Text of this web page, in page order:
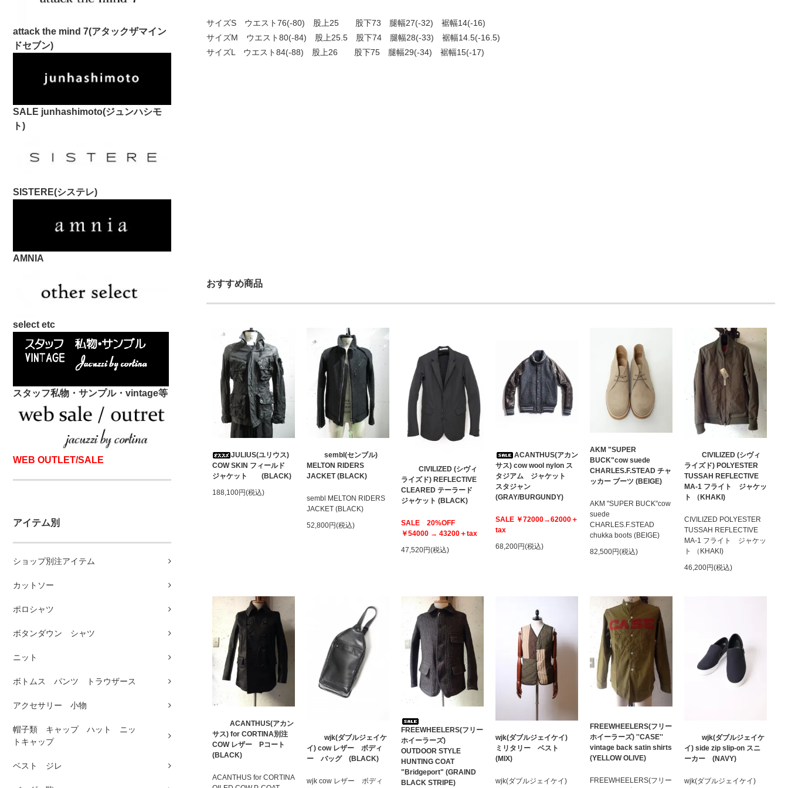
attack the mind 7(アタックザマイン
ドセブン)
SALE junhashimoto(ジュンハシモ
ト)
SISTERE(システレ)
AMNIA
select etc
スタッフ私物・サンプル・vintage等
WEB OUTLET/SALE
アイテム別
ショップ別注アイテム
カットソー
ポロシャツ
ボタンダウン シャツ
ニット
ボトムス パンツ トラウザース
アクセサリー 小物
帽子類 キャップ ハット ニッ
トキャップ
ベスト ジレ
サイズS ウエスト76(-80) 股上25 股下73 腿幅27(-32) 裾幅14(-16)
サイズM ウエスト80(-84) 股上25.5 股下74 腿幅28(-33) 裾幅14.5(-16.5)
サイズL ウエスト84(-88) 股上26 股下75 腿幅29(-34) 裾幅15(-17)
おすすめ商品
JULIUS(ユリウス)
COW SKIN フィールド
ジャケット (BLACK)
188,100円(税込)
sembl(センブル)
MELTON RIDERS
JACKET (BLACK)
sembl MELTON RIDERS
JACKET (BLACK)
52,800円(税込)
CIVILIZED (シヴィ
ライズド) REFLECTIVE
CLEARED テーラード
ジャケット (BLACK)
SALE 20%OFF
￥54000 → 43200＋tax
47,520円(税込)
ACANTHUS(アカン
サス) cow wool nylon ス
タジアム ジャケット
スタジャン
(GRAY/BURGUNDY)
SALE ￥72000→62000＋
tax
68,200円(税込)
AKM "SUPER
BUCK"cow suede
CHARLES.F.STEAD チャ
ッカー ブーツ (BEIGE)
AKM "SUPER BUCK"cow
suede
CHARLES.F.STEAD
chukka boots (BEIGE)
82,500円(税込)
CIVILIZED (シヴィ
ライズド) POLYESTER
TUSSAH REFLECTIVE
MA-1 フライト ジャケッ
ト （KHAKI)
CIVILIZED POLYESTER
TUSSAH REFLECTIVE
MA-1 フライト ジャケッ
ト （KHAKI)
46,200円(税込)
ACANTHUS(アカン
サス) for CORTINA別注
COW レザー Pコート
(BLACK)
ACANTHUS for CORTINA
wjk(ダブルジェイケ
イ) cow レザー ボディ
ー バッグ (BLACK)
wjk cow レザー ボディ
FREEWHEELERS(フリー
ホイーラーズ)
OUTDOOR STYLE
HUNTING COAT
"Bridgeport" (GRAIND
BLACK STRIPE)
wjk(ダブルジェイケイ)
ミリタリー ベスト
(MIX)
wjk(ダブルジェイケイ)
FREEWHEELERS(フリー
ホイーラーズ) ''CASE''
vintage back satin shirts
(YELLOW OLIVE)
FREEWHEELERS(フリー
wjk(ダブルジェイケ
イ) side zip slip-on スニ
ーカー (NAVY)
wjk(ダブルジェイケイ)